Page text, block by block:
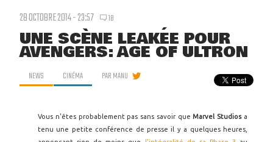
28 OCTOBRE 2014 - 23:57 18
UNE SCÈNE LEAKÉE POUR
AVENGERS: AGE OF ULTRON
NEWS CINÉMA PARMANU
Vous n'êtes probablement pas sans savoir queMarvel Studios a
tenu une petite conférence de presse il y a quelques heures,